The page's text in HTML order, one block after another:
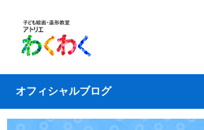
オフィシャルブログ